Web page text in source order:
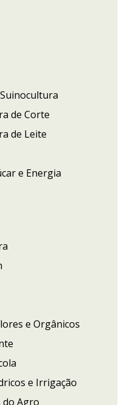
de Corte
de Leite
e Energia
e Orgânicos
e Irrigação
do Agro